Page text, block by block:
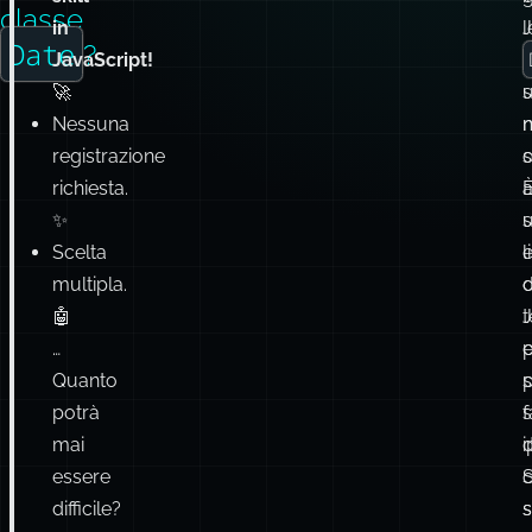
classe
Date ?
in
JavaScript!
🚀
Nessuna
registrazione
richiesta.
✨
Scelta
multipla.
🤖
…
Quanto
potrà
mai
essere
difficile?
e
a